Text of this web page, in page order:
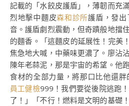
記載的「水餃皮護盾」，薄韌而充
烈地擊中麵皮森和診所護盾，發
音。護盾劇烈震動，但奇蹟般地擋
的麵香。「這麵皮的延展性！完美
焦急地大喊，中藥味更濃了。廖沾
陳年老蒜泥，那是宇宙的希望。他
食材的全部力量，將那口比他還
員工健檢999！我們要從後院逃跑
了！」「不行！燃料是文明的基礎